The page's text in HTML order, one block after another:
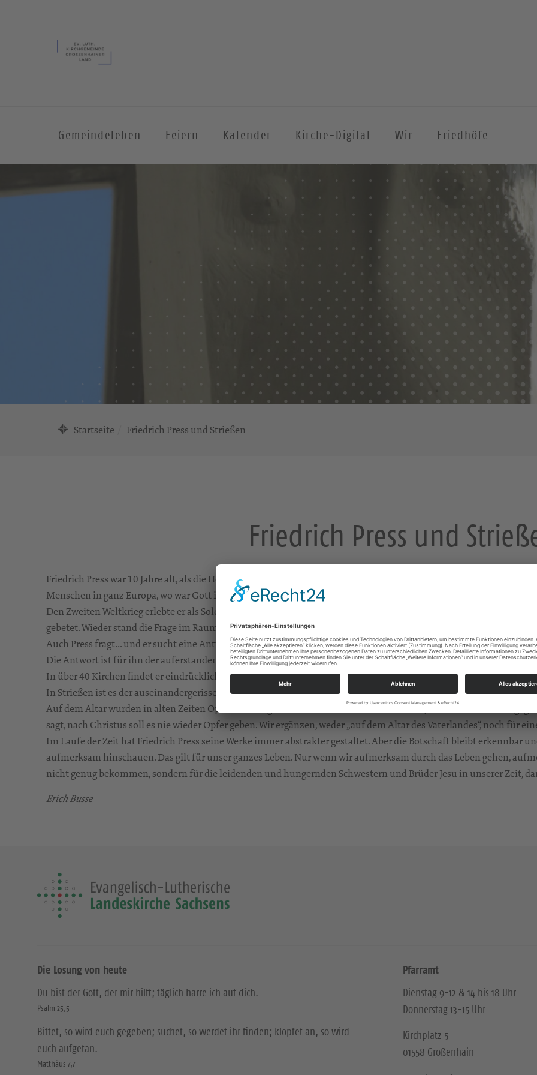
Gemeindeleben Feiern Kalender Kirche-Digital Wir Friedhöfe
Startseite Friedrich Press und Strießen
Friedrich Press und
Friedrich Press war 10 Jahre alt, als die Herrscher von „Gottes Gnaden“ den ersten Weltkrieg lostraten, weil sie
Menschen in ganz Europa, wo war Gott in all dem Morden und Grauen? Kaiser und Kirche haben uns doch
Den Zweiten Weltkrieg erlebte er als Soldat, samt Verwundung und Gefangenschaft. Wieder hatten die Kirchen in
gebetet. Wieder stand die Frage im Raum, wo war Gott?
Auch Press fragt… und er sucht eine Antwort.
Die Antwort ist für ihn der auferstandene Christus.
In über 40 Kirchen findet er eindrückliche Bilder für diese Botschaft.
In Strießen ist es der auseinandergerissene Altar. Ein unüberbietbar starkes Bild.
Auf dem Altar wurden in alten Zeiten Opfertiere dargebracht. Schon das Alte Testament spricht sich mehrfach
sagt, nach Christus soll es nie wieder Opfer geben. Wir ergänzen, weder „auf dem Altar des Vaterlandes“, noch für
Im Laufe der Zeit hat Friedrich Press seine Werke immer abstrakter gestaltet. Aber die Botschaft bleibt erkennbar
aufmerksam hinschauen. Das gilt für unser ganzes Leben. Nur wenn wir aufmerksam durch das Leben gehen,
nicht genug bekommen, sondern für die leidenden und hungernden Schwestern und Brüder Jesu in unserer Zeit,
Erich Busse
Die Losung von heute
Du bist der Gott, der mir hilft; täglich harre ich auf dich.
Psalm 25,5
Bittet, so wird euch gegeben; suchet, so werdet ihr finden; klopfet an, so wird
euch aufgetan.
Matthäus 7,7
Pfarramt
Dienstag 9-12 & 14 bis 18 Uhr
Donnerstag 13-15 Uhr
Kirchplatz 5
01558 Großenhain